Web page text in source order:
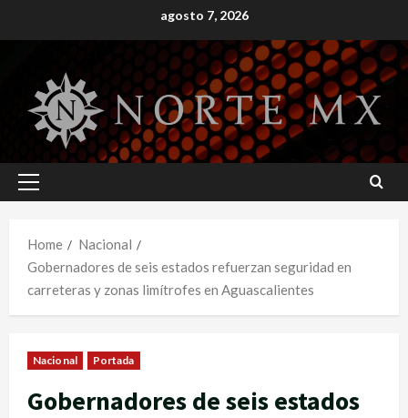
to
agosto 7, 2026
Primary
Home
Nacional
Gobernadores de seis estados refuerzan seguridad en
carreteras y zonas limítrofes en Aguascalientes
Nacional Portada
Gobernadores de seis estados